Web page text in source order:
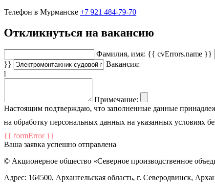
Телефон в Мурманске +7 921 484-79-70
Откликнуться на вакансию
Фамилия, имя: {{ cvErrors.name }}
}}
Вакансия:
l
Примечание:
Настоящим подтверждаю, что заполненные данные
на обработку персональных данных на указанных условиях
{{ formError }}
Ваша заявка успешно отправлена
© Акционерное общество «Северное производственное
Адрес: 164500, Архангельская область, г. Северодвинск,